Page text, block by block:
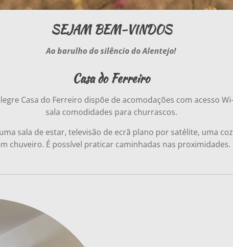
SEJAM BEM-VINDOS
Ao barulho do silêncio do Alentejo!
Casa do Ferreiro
Casa do Ferreiro dispõe de acomodações com acesso
sala comodidades para churrascos.
sala de estar, televisão de ecrã plano por satélite, uma
chuveiro. É possível praticar caminhadas nas proximidades.